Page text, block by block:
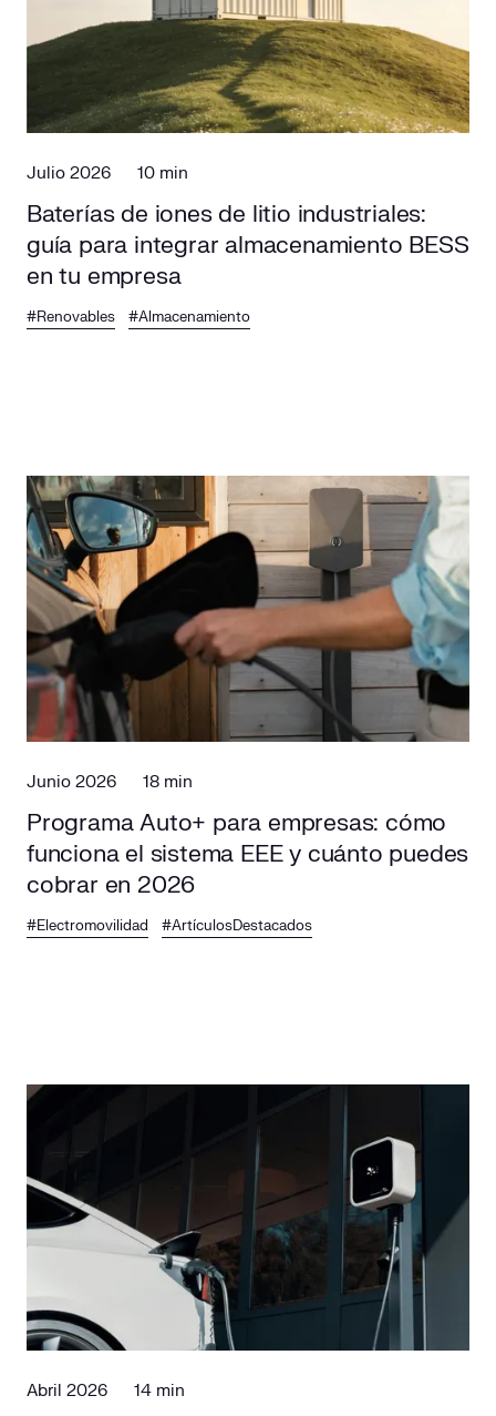
Responsabilidad social
Comercialización
Casos de éxito
Contacto
Julio 2026 10 min
Baterías de iones de litio industriales:
guía para integrar almacenamiento BESS
en tu empresa
#Renovables #Almacenamiento
Junio 2026 18 min
Programa Auto+ para empresas: cómo
funciona el sistema EEE y cuánto puedes
cobrar en 2026
#Electromovilidad #ArtículosDestacados
Abril 2026 14 min